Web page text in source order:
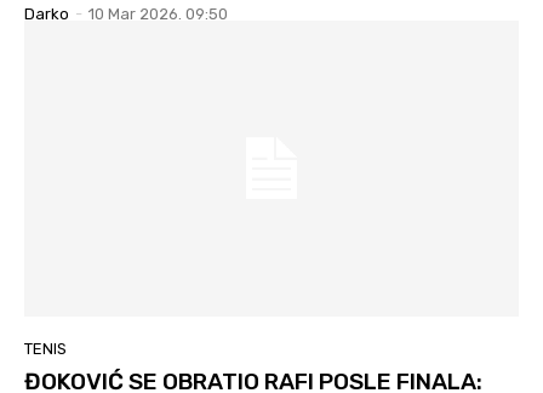
Darko - 10 Mar 2026. 09:50
TENIS
ĐOKOVIĆ SE OBRATIO RAFI POSLE FINALA: